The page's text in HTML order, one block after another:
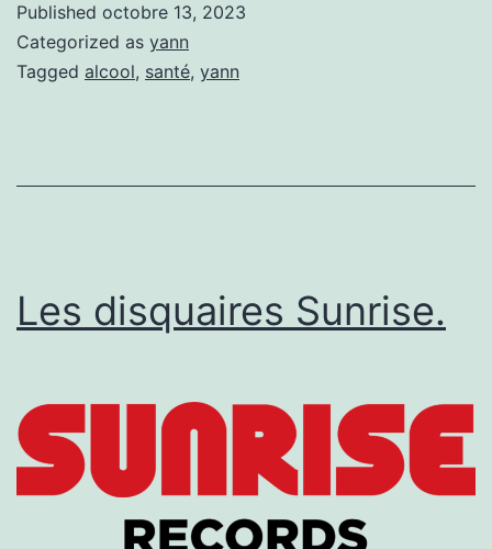
Published octobre 13, 2023
Categorized as yann
Tagged alcool, santé, yann
Les disquaires Sunrise.